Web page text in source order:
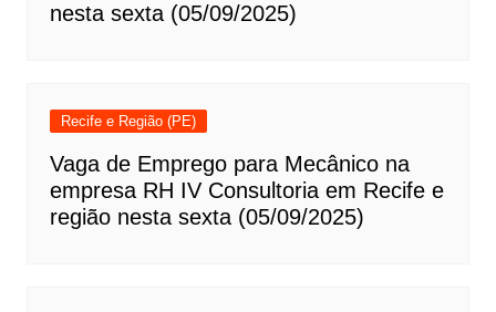
nesta sexta (05/09/2025)
Recife e Região (PE)
Vaga de Emprego para Mecânico na
empresa RH IV Consultoria em Recife e
região nesta sexta (05/09/2025)